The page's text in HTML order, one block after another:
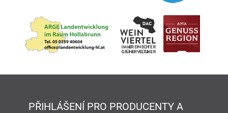
PŘIHLÁŠENÍ PRO PRODUCENTY A